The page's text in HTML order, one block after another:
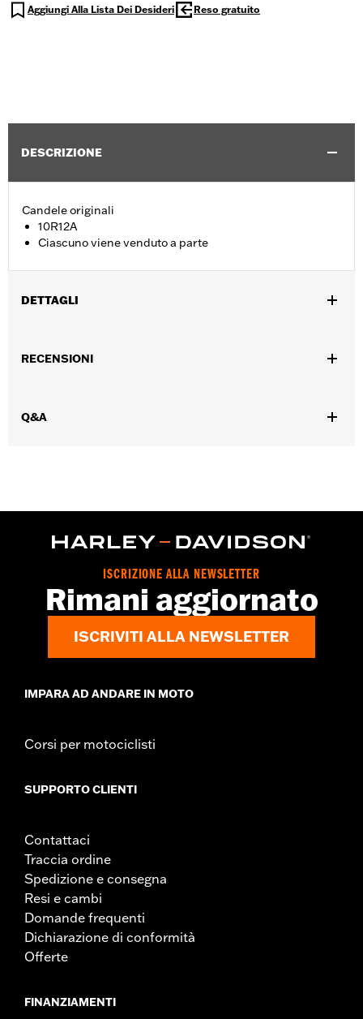
Aggiungi Alla Lista Dei Desideri Reso gratuito
DESCRIZIONE
Candele originali
10R12A
Ciascuno viene venduto a parte
DETTAGLI
Venduti singolarmente:
RECENSIONI
Q&A
ISCRIZIONE ALLA NEWSLETTER
Rimani aggiornato
ISCRIVITI ALLA NEWSLETTER
IMPARA AD ANDARE IN MOTO
Corsi per motociclisti
SUPPORTO CLIENTI
Contattaci
Traccia ordine
Spedizione e consegna
Resi e cambi
Domande frequenti
Dichiarazione di conformità
Offerte
FINANZIAMENTI